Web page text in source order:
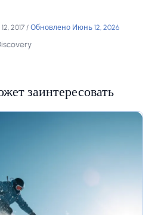
2017 / Обновлено Июнь 12, 2026
заинтересовать